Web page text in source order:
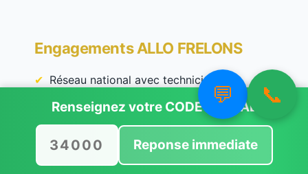
Engagements ALLO FRELONS
Réseau national avec techniciens de
proximité
Certification Certibiocide pour chaque
intervention
💬 📞
Renseignez votre CODE POSTAL
Reponse immediate